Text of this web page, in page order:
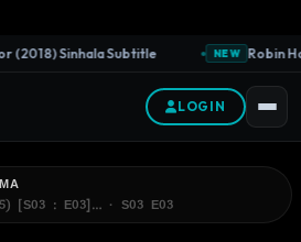
(2018) Sinhala Subtitle NEW Robin
LOGIN
[S03 : E03]… · S03 E03